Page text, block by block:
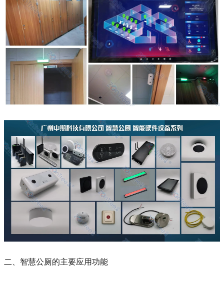
二、智慧公厕的主要应用功能